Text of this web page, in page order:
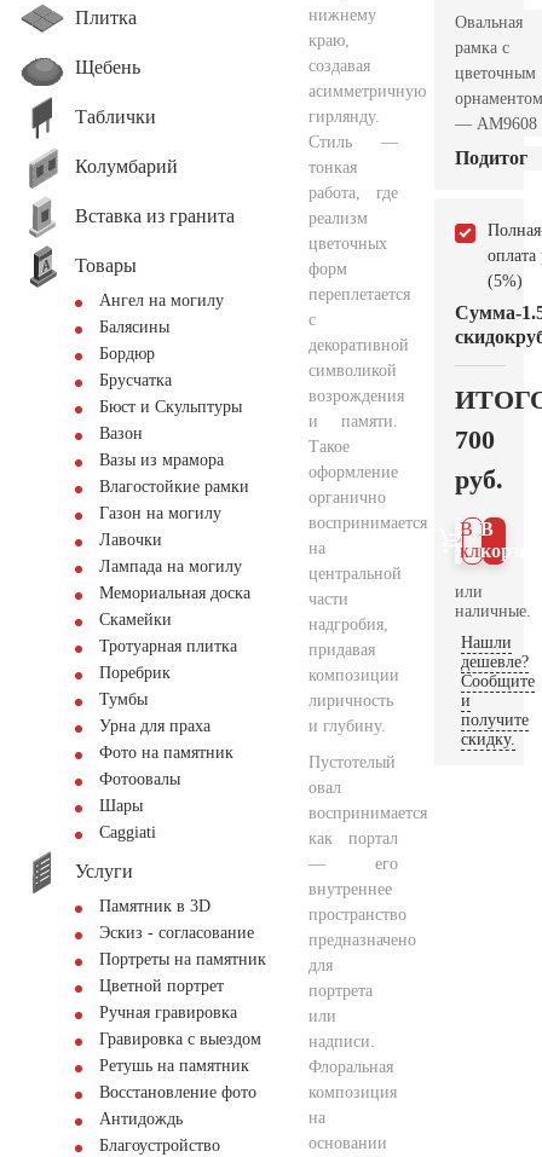
Плитка
Щебень
Таблички
Колумбарий
Вставка из гранита
Товары
Ангел на могилу
Балясины
Бордюр
Брусчатка
Бюст и Скульптуры
Вазон
Вазы из мрамора
Влагостойкие рамки
Газон на могилу
Лавочки
Лампада на могилу
Мемориальная доска
Скамейки
Тротуарная плитка
Поребрик
Тумбы
Урна для праха
Фото на памятник
Фотоовалы
Шары
Сaggiati
Услуги
Памятник в 3D
Эскиз - согласование
Портреты на памятник
Цветной портрет
Ручная гравировка
Гравировка с выездом
Ретушь на памятник
Восстановление фото
Антидождь
Благоустройство
нижнему
краю,
создавая
асимметричную
гирлянду.
Стиль —
тонкая
работа, где
реализм
цветочных
форм
переплетается
с
декоративной
символикой
возрождения
и памяти.
Такое
оформление
органично
воспринимается
на
центральной
части
надгробия,
придавая
композиции
лиричность
и глубину.
Пустотелый
овал
воспринимается
как портал
— его
внутреннее
пространство
предназначено
для
портрета
или
надписи.
Флоральная
композиция
на
основании
Овальная
рамка с
цветочным
орнаментом
— AM9608
Подитог
Полная
оплата
(5%)
Сумма
скидок
-
700
руб.
В
В 1
клик
или
наличные.
Нашли
дешевле?
Сообщите
и
получите
скидку.